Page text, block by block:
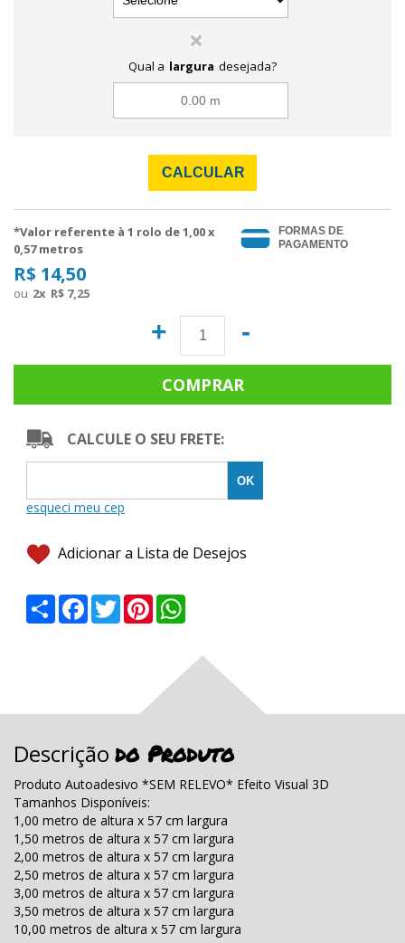
Qual a largura desejada?
CALCULAR
*Valor referente à 1 rolo de1,00x
0,57 metros
R$ 14,50
2x R$ 7,25
FORMAS DE
PAGAMENTO
+ -
CALCULE O SEU FRETE:
Adicionar a Lista de Desejos
ShareFacebook
TwitterPinterest
Descrição do Produto
Produto Autoadesivo *SEM RELEVO* Efeito Visual 3D
Tamanhos Disponíveis:
1,00 metro de altura x 57 cm largura
1,50 metros de altura x 57 cm largura
2,00 metros de altura x 57 cm largura
2,50 metros de altura x 57 cm largura
3,00 metros de altura x 57 cm largura
3,50 metros de altura x 57 cm largura
10,00 metros de altura x 57 cm largura